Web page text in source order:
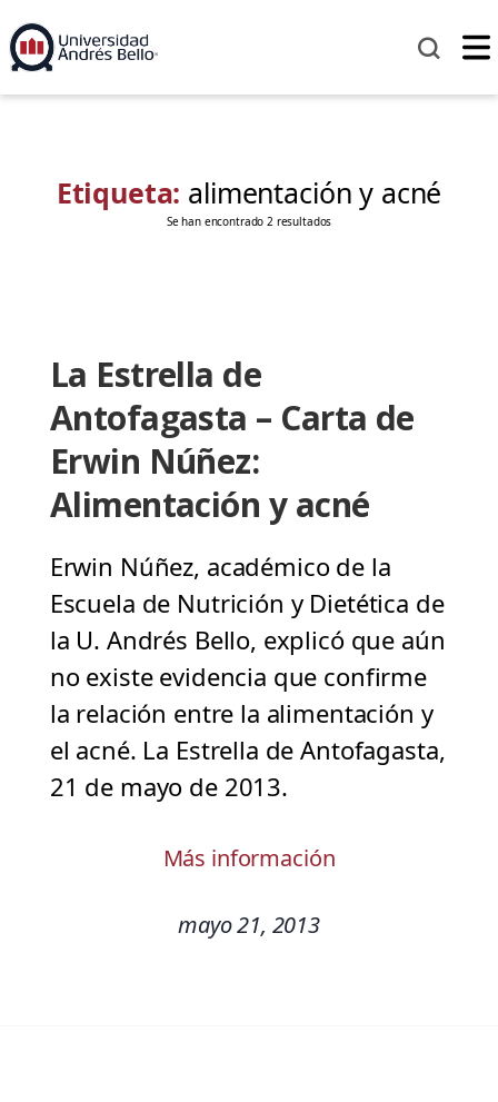
Etiqueta: alimentación y acné
Se han encontrado 2 resultados
La Estrella de
Antofagasta – Carta de
Erwin Núñez:
Alimentación y acné
Erwin Núñez, académico de la
Escuela de Nutrición y Dietética de
la U. Andrés Bello, explicó que aún
no existe evidencia que confirme
la relación entre la alimentación y
el acné. La Estrella de Antofagasta,
21 de mayo de 2013.
Más información
mayo 21, 2013